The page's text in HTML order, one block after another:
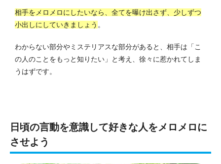
相手をメロメロにしたいなら、全てを曝け出さず、少しずつ
小出しにしていきましょう 。
わからない部分やミステリアスな部分があると、相手は「こ
の人のことをもっと知りたい」と考え、徐々に惹かれてしま
うはずです。
日頃の言動を意識して好きな人をメロメロに
させよう